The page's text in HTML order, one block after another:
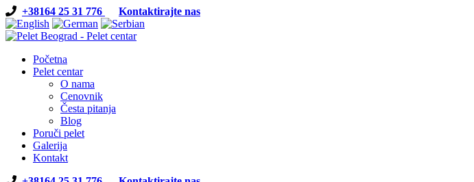
+38164 25 31 776 Kontaktirajte nas
Početna
Pelet centar
O nama
Cenovnik
Česta pitanja
Blog
Poruči pelet
Galerija
Kontakt